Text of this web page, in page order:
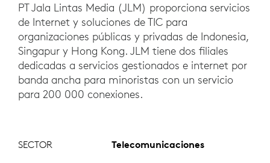
PT Jala Lintas Media (JLM) proporciona servicios
de Internet y soluciones de TIC para
organizaciones públicas y privadas de Indonesia,
Singapur y Hong Kong. JLM tiene dos filiales
dedicadas a servicios gestionados e internet por
banda ancha para minoristas con un servicio
para 200 000 conexiones.
SECTOR Telecomunicaciones